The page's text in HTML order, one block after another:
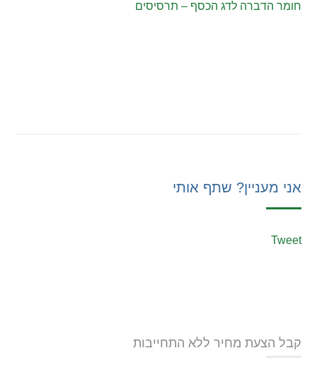
חומר הדברה לדג הכסף – תרסיסים
אני מעניין? שתף אותי
Tweet
קבל הצעת מחיר ללא התחייבות